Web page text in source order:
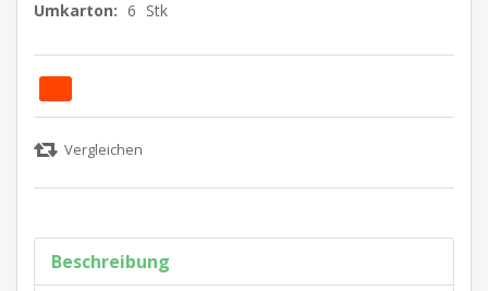
Umkarton: 6 Stk
Beschreibung